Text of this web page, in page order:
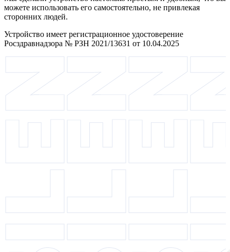
можете использовать его самостоятельно, не привлекая
сторонних людей.
Устройство имеет регистрационное удостоверение
Росздравнадзора № РЗН 2021/13631 от 10.04.2025